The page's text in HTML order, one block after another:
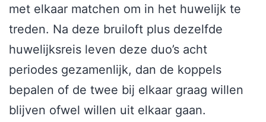
met elkaar matchen om in het huwelijk te
treden. Na deze bruiloft plus dezelfde
huwelijksreis leven deze duo’s acht
periodes gezamenlijk, dan de koppels
bepalen of de twee bij elkaar graag willen
blijven ofwel willen uit elkaar gaan.